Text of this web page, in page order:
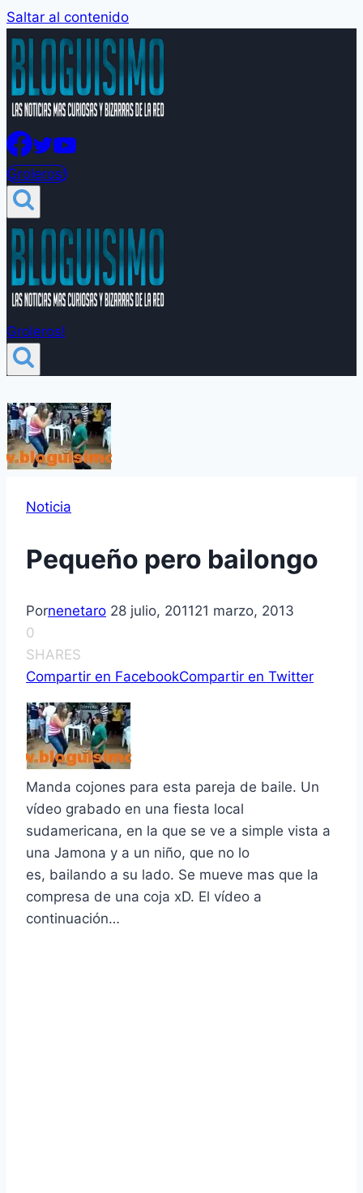
Saltar al contenido
Groleros!
Groleros!
Noticia
Pequeño pero bailongo
Pornenetaro 28 julio, 201121 marzo, 2013
0
SHARES
Compartir en FacebookCompartir en Twitter
Manda cojones para esta pareja de baile. Un
ví­deo grabado en una fiesta local
sudamericana, en la que se ve a simple vista a
una Jamona y a un niño, que no lo
es, bailando a su lado. Se mueve mas que la
compresa de una coja xD. El ví­deo a
continuación…